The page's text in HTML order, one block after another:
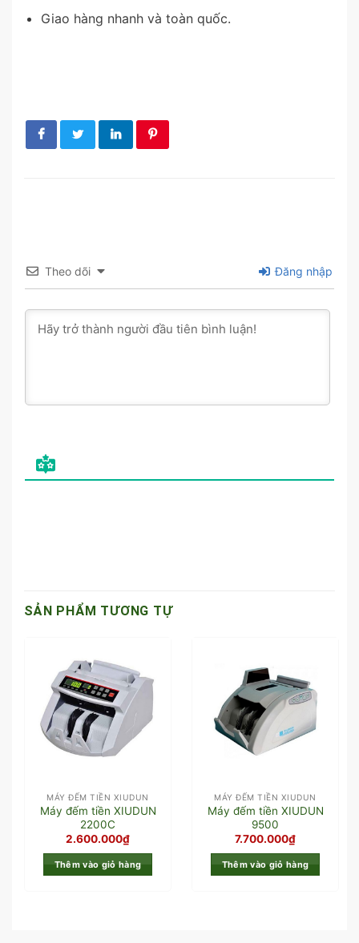
Giao hàng nhanh và toàn quốc.
Theo dõi Đăng nhập
SẢN PHẨM TƯƠNG TỰ
MÁY ĐẾM TIỀN XIUDUN
Máy đếm tiền XIUDUN
2200C
2.600.000₫
Thêm vào giỏ hàng
MÁY ĐẾM TIỀN XIUDUN
Máy đếm tiền XIUDUN
9500
7.700.000₫
Thêm vào giỏ hàng